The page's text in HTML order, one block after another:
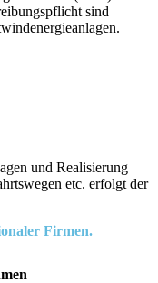
sind
und Realisierung
etc. erfolgt der
Firmen.